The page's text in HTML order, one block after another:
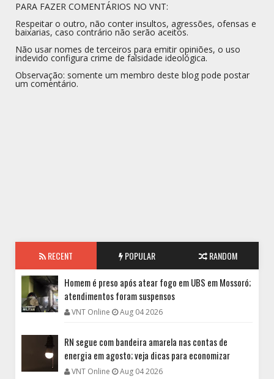
PARA FAZER COMENTÁRIOS NO VNT:
Respeitar o outro, não conter insultos, agressões, ofensas e
baixarias, caso contrário não serão aceitos.
Não usar nomes de terceiros para emitir opiniões, o uso
indevido configura crime de falsidade ideológica.
Observação: somente um membro deste blog pode postar
um comentário.
RECENT POPULAR RANDOM
Homem é preso após atear fogo em UBS em Mossoró;
atendimentos foram suspensos
VNT Online Aug 04 2026
RN segue com bandeira amarela nas contas de
energia em agosto; veja dicas para economizar
VNT Online Aug 04 2026